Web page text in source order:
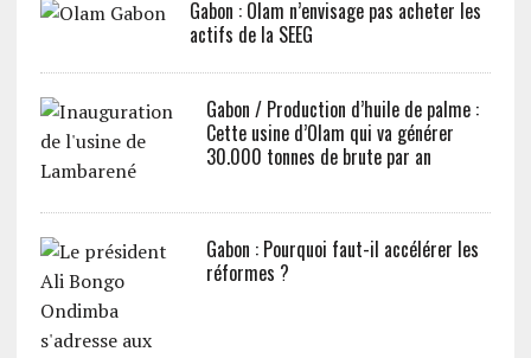
Gabon : Olam n’envisage pas acheter les
actifs de la SEEG
Gabon / Production d’huile de palme :
Cette usine d’Olam qui va générer
30.000 tonnes de brute par an
Gabon : Pourquoi faut-il accélérer les
réformes ?